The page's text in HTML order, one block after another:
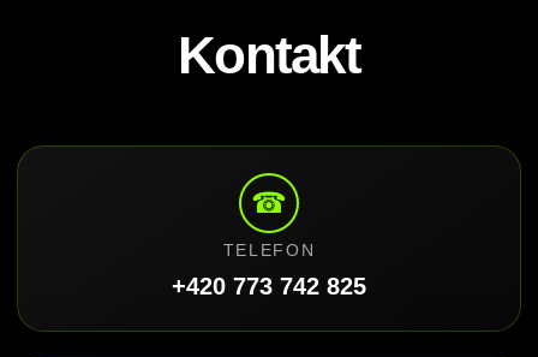
Kontakt
☎
TELEFON
+420 773 742 825